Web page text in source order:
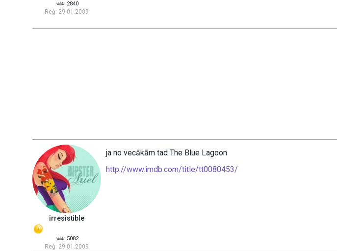
2840
Reģ: 29.01.2009
irresistible
5082
Reģ: 29.01.2009
ja no vecākām tad The Blue Lagoon
http://www.imdb.com/title/tt0080453/